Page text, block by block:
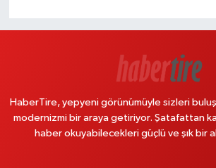
HaberTire, yepyeni görünümüyle sizleri
modernizmi bir araya getiriyor. Şatafattan
haber okuyabilecekleri güçlü ve şık bir